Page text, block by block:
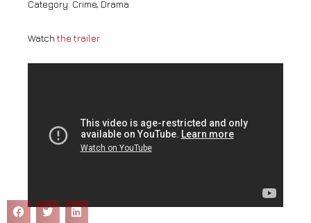
Category: Crime, Drama
Watch the trailer